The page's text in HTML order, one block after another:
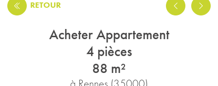
RETOUR
Acheter Appartement
4 pièces
88 m²